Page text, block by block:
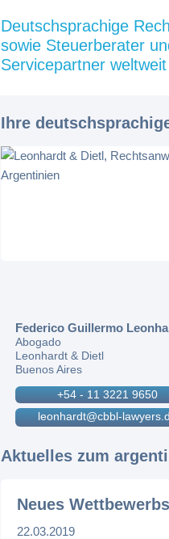
Deutschsprachige
sowie Steuerberater
Servicepartner weltweit
Ihre
Federico Guillermo
Abogado
Leonhardt & Dietl
Buenos Aires
+54 - 11 3221 9650
leonhardt@cbbl-
Aktuelles zum
Neues
22.03.2019